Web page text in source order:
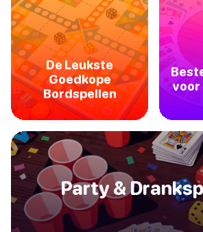
De Leukste
Goedkope
Bordspellen
voor
Party &